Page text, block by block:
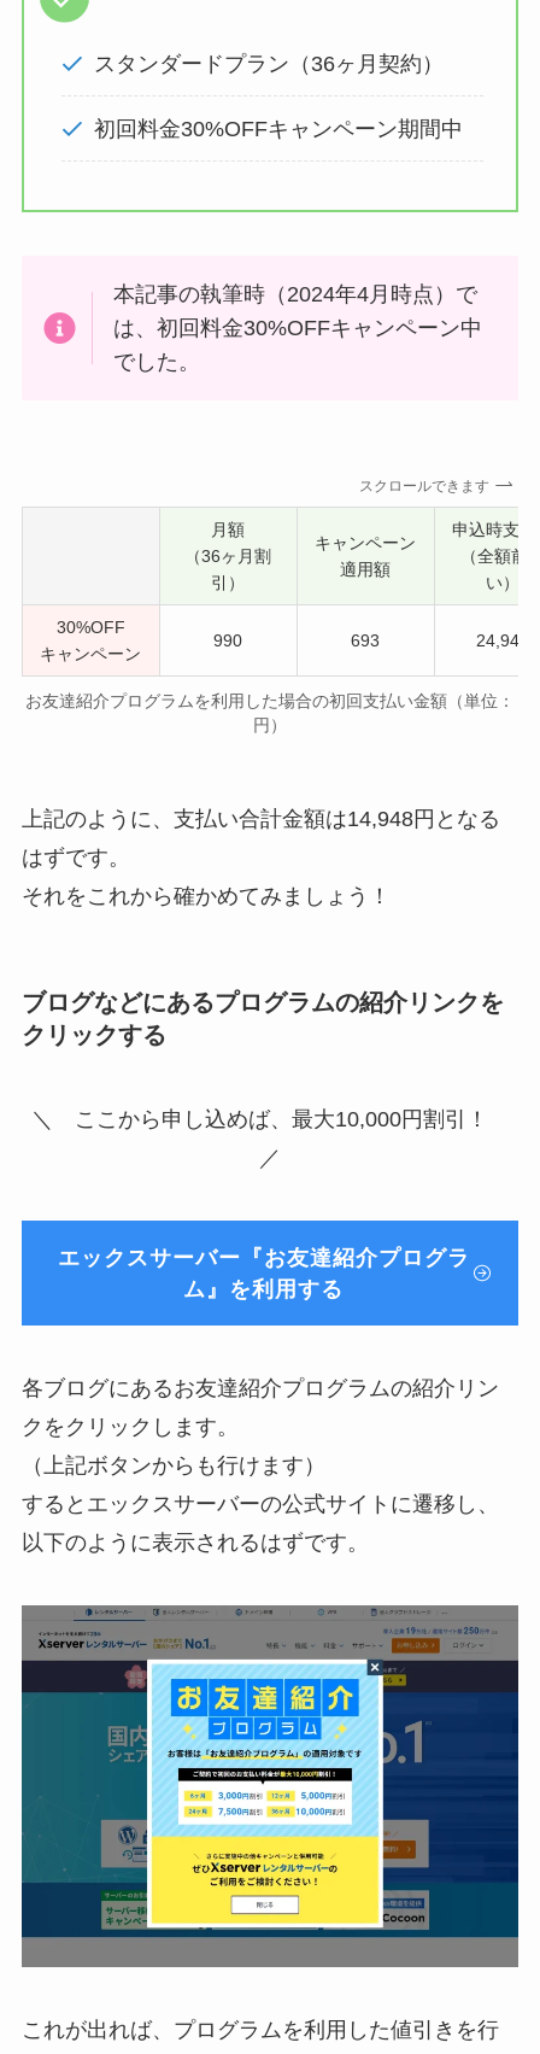
スタンダードプラン（36ヶ月契約）
初回料金30%OFFキャンペーン期間中
本記事の執筆時（2024年4月時点）で
は、初回料金30%OFFキャンペーン中
でした。
スクロールできます
月額
（36ヶ月割
引）
キャンペーン
適用額
申込時支払
（全額前
い）
30%OFF
キャンペーン
990 693 24,948
お友達紹介プログラムを利用した場合の初回支払い金額（単位：
円）
上記のように、支払い合計金額は14,948円となる
はずです。
それをこれから確かめてみましょう！
ブログなどにあるプログラムの紹介リンクを
クリックする
＼ ここから申し込めば、最大10,000円割引！
／
エックスサーバー『お友達紹介プログラ
ム』を利用する
各ブログにあるお友達紹介プログラムの紹介リン
クをクリックします。
（上記ボタンからも行けます）
するとエックスサーバーの公式サイトに遷移し、
以下のように表示されるはずです。
これが出れば、プログラムを利用した値引きを行